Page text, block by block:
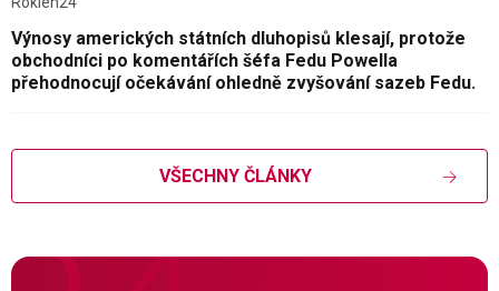
Výnosy amerických státních dluhopisů klesají, protože
obchodníci po komentářích šéfa Fedu Powella
přehodnocují očekávání ohledně zvyšování sazeb Fedu.
VŠECHNY ČLÁNKY